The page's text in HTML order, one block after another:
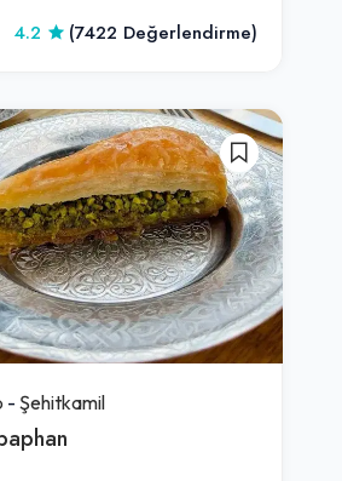
4.2 (7422 Değerlendirme)
- Şehitkamil